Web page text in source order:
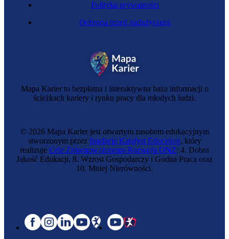
Mapa Karier to bezpłatna i interaktywna baza informacji o
ścieżkach kariery i rynku pracy dla młodych ludzi.
Polityka prywatności
Ochrona przed nadużyciami
© 2026 Mapa Karier jest otwartym zasobem edukacyjnym
stworzonym przez fundację Katalyst Education, który
realizuje Cele Zrównoważonego Rozwoju ONZ: 4. Dobra
Jakość Edukacji, 8. Wzrost Gospodarczy i Godna Praca oraz
10. Mniej Nierówności.